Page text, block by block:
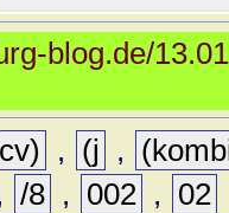
blog.de/
, (j ,
/8 , 002 , 02